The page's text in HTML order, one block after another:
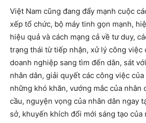
Việt Nam cũng đang đẩy mạnh cuộc
xếp tổ chức, bộ máy tinh gọn mạnh,
hiệu quả và cách mạng cả về tư duy,
trạng thái từ tiếp nhận, xử lý công việc
doanh nghiệp sang tìm đến dân, sát
nhân dân, giải quyết các công việc
những khó khăn, vướng mắc của nhân
cầu, nguyện vọng của nhân dân ngay
sở, khuyến khích đổi mới sáng tạo của